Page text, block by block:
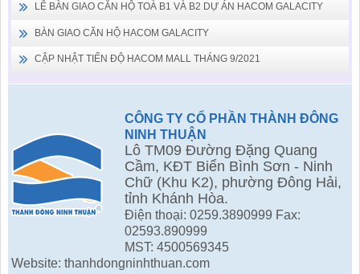
LỄ BÀN GIAO CĂN HỘ TOÀ B1 VÀ B2 DỰ ÁN HACOM GALACITY
BÀN GIAO CĂN HỘ HACOM GALACITY
CẬP NHẬT TIẾN ĐỘ HACOM MALL THÁNG 9/2021
CÔNG TY CỔ PHẦN THÀNH ĐÔNG
NINH THUẬN
Lô TM09 Đường Đặng Quang
Cầm, KĐT Biển Bình Sơn - Ninh
Chữ (Khu K2), phường Đông Hải,
tỉnh Khánh Hòa.
Điện thoại: 0259.3890999 Fax:
02593.890999
MST: 4500569345
Website: thanhdongninhthuan.com